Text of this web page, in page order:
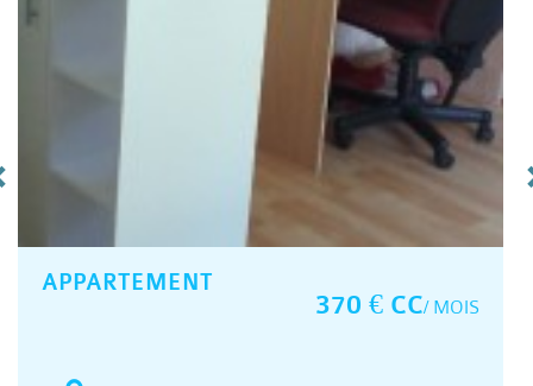
APPARTEMENT
370 € CC/ MOIS